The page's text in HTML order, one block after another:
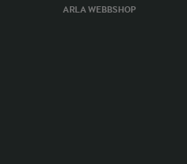
ARLA WEBBSHOP